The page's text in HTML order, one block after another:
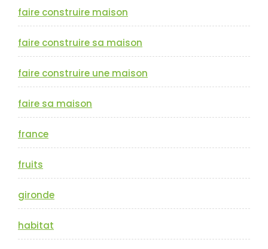
faire construire maison
faire construire sa maison
faire construire une maison
faire sa maison
france
fruits
gironde
habitat